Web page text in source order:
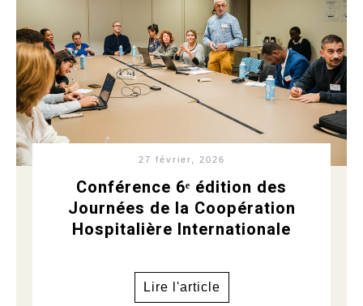
27 février, 2026
Conférence 6ᵉ édition des
Journées de la Coopération
Hospitalière Internationale
Lire l'article